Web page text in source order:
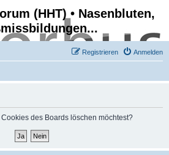
(HHT) • Nasenbluten,
Anmelden
Registrieren
des Boards löschen möchtest?